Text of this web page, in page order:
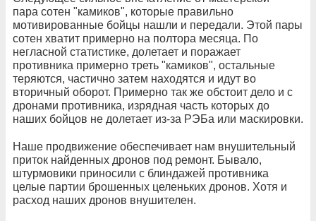
пара сотен "камиков", которые правильно
мотивированные бойцы нашли и передали. Этой пары
сотен хватит примерно на полтора месяца. По
негласной статистике, долетает и поражает
противника примерно треть "камиков", остальные
теряются, частично затем находятся и идут во
вторичный оборот. Примерно так же обстоит дело и с
дронами противника, изрядная часть которых до
наших бойцов не долетает из-за РЭБа или маскировки.
Наше продвижение обеспечивает нам внушительный
приток найденных дронов под ремонт. Бывало,
штурмовики приносили с блиндажей противника
целые партии брошенных целеньких дронов. Хотя и
расход наших дронов внушителен.